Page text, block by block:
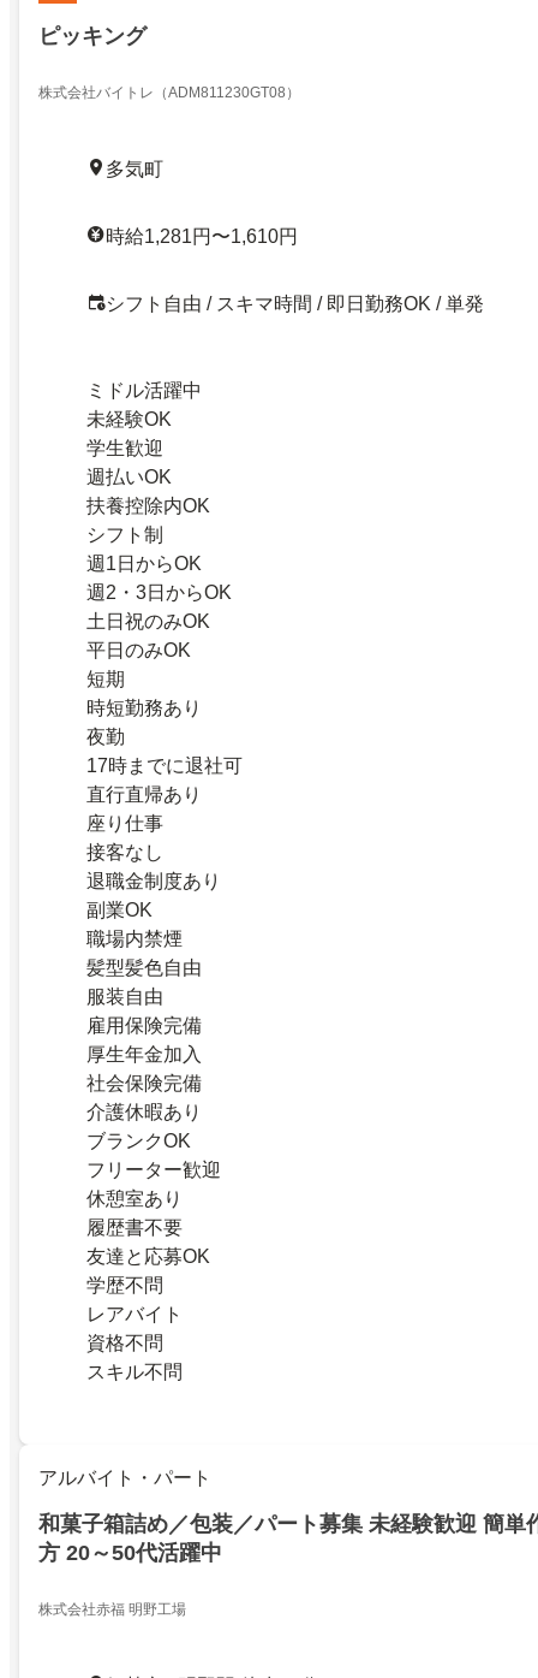
ピッキング
株式会社バイトレ（ADM811230GT08）
多気町
時給1,281円〜1,610円
シフト自由 / スキマ時間 / 即日勤務OK / 単発
ミドル活躍中
未経験OK
学生歓迎
週払いOK
扶養控除内OK
シフト制
週1日からOK
週2・3日からOK
土日祝のみOK
平日のみOK
短期
時短勤務あり
夜勤
17時までに退社可
直行直帰あり
座り仕事
接客なし
退職金制度あり
副業OK
職場内禁煙
髪型髪色自由
服装自由
雇用保険完備
厚生年金加入
社会保険完備
介護休暇あり
ブランクOK
フリーター歓迎
休憩室あり
履歴書不要
友達と応募OK
学歴不問
レアバイト
資格不問
スキル不問
アルバイト・パート
和菓子箱詰め／包装／パート募集 未経験歓迎 簡単
方 20～50代活躍中
株式会社赤福 明野工場